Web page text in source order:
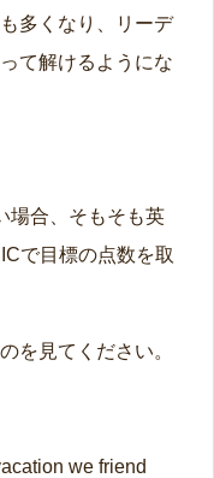
多くなり、リーデ
て解けるようにな
場合、そもそも英
で目標の点数を取
を見てください。
we friend